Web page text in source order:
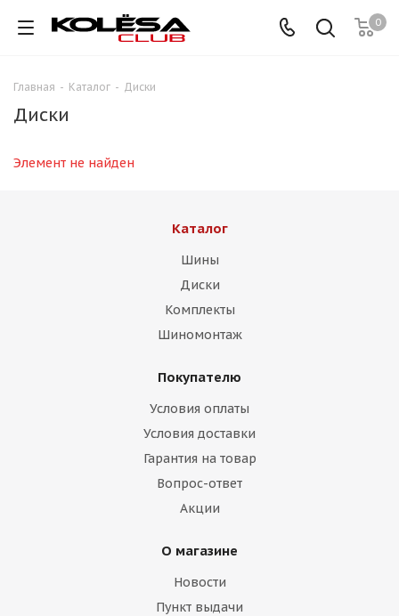
0
Главная - Каталог - Диски
Диски
Элемент не найден
Каталог
Шины
Диски
Комплекты
Шиномонтаж
Покупателю
Условия оплаты
Условия доставки
Гарантия на товар
Вопрос-ответ
Акции
О магазине
Новости
Пункт выдачи